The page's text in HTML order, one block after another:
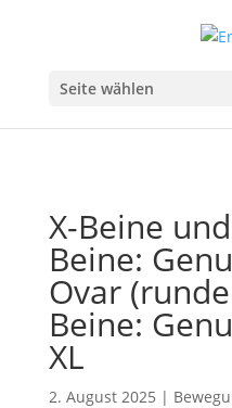
Seite wählen
X-Beine
Beine:
Ovar
Beine:
XL
2. August 2025 |